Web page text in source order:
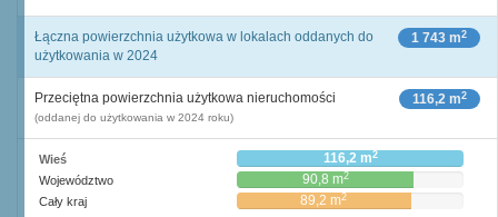
1 743 m2
Łączna powierzchnia użytkowa w lokalach oddanych do
użytkowania w 2024
116,2 m2
Przeciętna powierzchnia użytkowa nieruchomości
(oddanej do użytkowania w 2024 roku)
Wieś 116,2 m2
Województwo 90,8 m2
Cały kraj 89,2 m2